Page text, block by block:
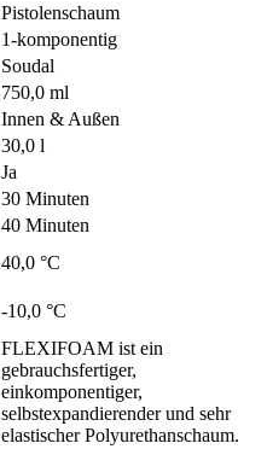
Pistolenschaum
1-komponentig
Soudal
750,0 ml
Innen & Außen
30,0 l
Ja
30 Minuten
40 Minuten
40,0 °C
-10,0 °C
FLEXIFOAM ist ein
gebrauchsfertiger,
einkomponentiger,
selbstexpandierender und sehr
elastischer Polyurethanschaum.